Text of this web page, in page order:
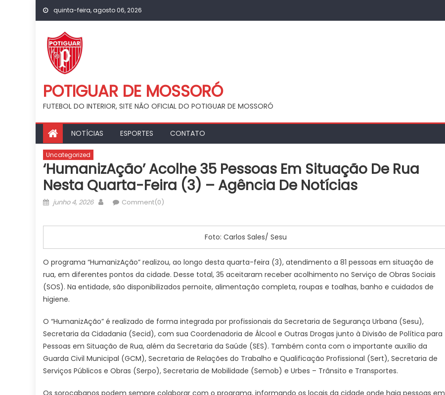
Skip
content
quinta-feira, agosto 06, 2026
POTIGUAR DE MOSSORÓ
FUTEBOL DO INTERIOR, SITE NÃO OFICIAL DO POTIGUAR DE MOSSORÓ
NOTÍCIAS ESPORTES CONTATO
Uncategorized
‘HumanizAção’ Acolhe 35 Pessoas Em Situação De Rua
Nesta Quarta-Feira (3) – Agência De Notícias
Posted
junho 4, 2026 AuthorComment(0)
Foto: Carlos Sales/ Sesu
O programa “HumanizAção” realizou, ao longo desta quarta-feira (3), atendimento a 81 pessoas em situação de
rua, em diferentes pontos da cidade. Desse total, 35 aceitaram receber acolhimento no Serviço de Obras Sociais
(SOS). Na entidade, são disponibilizados pernoite, alimentação completa, roupas e toalhas, banho e cuidados de
higiene.
O “HumanizAção” é realizado de forma integrada por profissionais da Secretaria de Segurança Urbana (Sesu),
Secretaria da Cidadania (Secid), com sua Coordenadoria de Álcool e Outras Drogas junto à Divisão de Política para
Pessoas em Situação de Rua, além da Secretaria da Saúde (SES). Também conta com o importante auxílio da
Guarda Civil Municipal (GCM), Secretaria de Relações do Trabalho e Qualificação Profissional (Sert), Secretaria de
Serviços Públicos e Obras (Serpo), Secretaria de Mobilidade (Semob) e Urbes – Trânsito e Transportes.
Os sorocabanos podem sempre colaborar com o programa, informando os locais da cidade onde haja pessoas em